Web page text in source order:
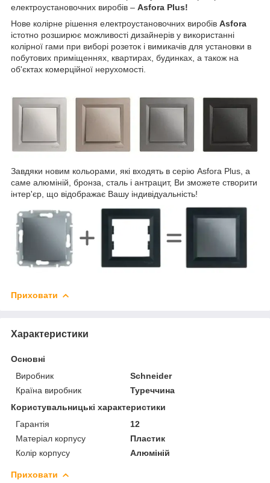
електроустановочних виробів – Asfora Plus!
Нове колірне рішення електроустановочних виробів Asfora
істотно розширює можливості дизайнерів у використанні
колірної гами при виборі розеток і вимикачів для установки в
побутових приміщеннях, квартирах, будинках, а також на
об'єктах комерційної нерухомості.
Завдяки новим кольорами, які входять в серію Asfora Plus, а
саме алюміній, бронза, сталь і антрацит, Ви зможете створити
інтер'єр, що відображає Вашу індивідуальність!
Приховати
Характеристики
Основні
Виробник
Schneider
Країна виробник
Туреччина
Користувальницькі характеристики
Гарантія
12
Матеріал корпусу
Пластик
Колір корпусу
Алюміній
Приховати